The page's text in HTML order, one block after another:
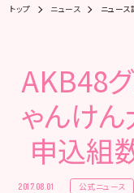
トップ ニュース ニュース
AKB48
ゃんけ
申込組
2017.08.01 公式ニュース